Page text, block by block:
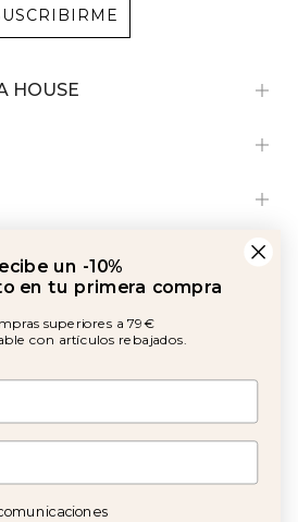
HOUSE
House Todos los derechos reservados
un -10%
en tu primera compra
superiores a 79€
con artículos rebajados.